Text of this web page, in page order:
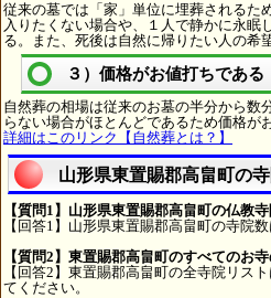
従来の墓では「家」単位に埋葬されるた
入りたくない場合や、１人で静かに永眠
る。また、死後は自然に帰りたい人の希
３）価格がお値打ちである
自然葬の相場は従来のお墓の半分から数
らない場合がほとんどであるため価格が
詳細はこのリンク【自然葬とは？】
山形県東置賜郡高畠町の
【質問1】山形県東置賜郡高畠町の仏教
【回答1】山形県東置賜郡高畠町の寺院
【質問2】東置賜郡高畠町のすべてのお
【回答2】東置賜郡高畠町の全寺院リスト
てください。